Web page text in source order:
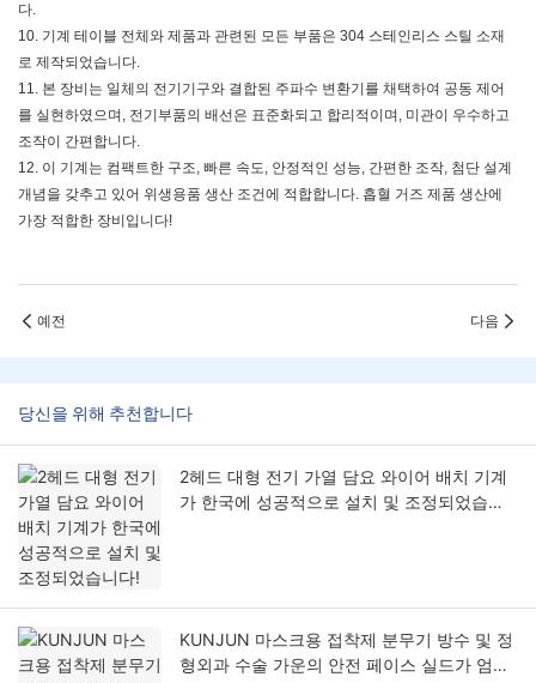
다.
10. 기계 테이블 전체와 제품과 관련된 모든 부품은 304 스테인리스 스틸 소재
로 제작되었습니다.
11. 본 장비는 일체의 전기기구와 결합된 주파수 변환기를 채택하여 공동 제어
를 실현하였으며, 전기부품의 배선은 표준화되고 합리적이며, 미관이 우수하고
조작이 간편합니다.
12. 이 기계는 컴팩트한 구조, 빠른 속도, 안정적인 성능, 간편한 조작, 첨단 설계
개념을 갖추고 있어 위생용품 생산 조건에 적합합니다. 흡혈 거즈 제품 생산에
가장 적합한 장비입니다!
예전 다음
당신을 위해 추천합니다
2헤드 대형 전기 가열 담요 와이어 배치 기계
가 한국에 성공적으로 설치 및 조정되었습니
KUNJUN 마스크용 접착제 분무기 방수 및 정
형외과 수술 가운의 안전 페이스 실드가 엄격